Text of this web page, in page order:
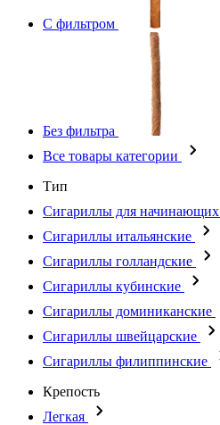
С фильтром
Без фильтра
Все товары категории
Тип
Сигариллы для начинающих
Сигариллы итальянские
Сигариллы голландские
Сигариллы кубинские
Сигариллы доминиканские
Сигариллы швейцарские
Сигариллы филиппинские
Крепость
Легкая